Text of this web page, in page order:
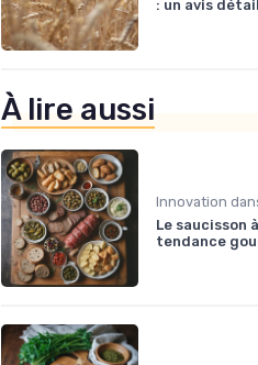
: un avis
À lire aussi
Innovation
Le saucisson
tendance